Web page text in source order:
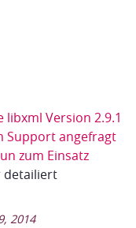
libxml Version 2.9.1
Support angefragt
zum Einsatz
detailiert
2014